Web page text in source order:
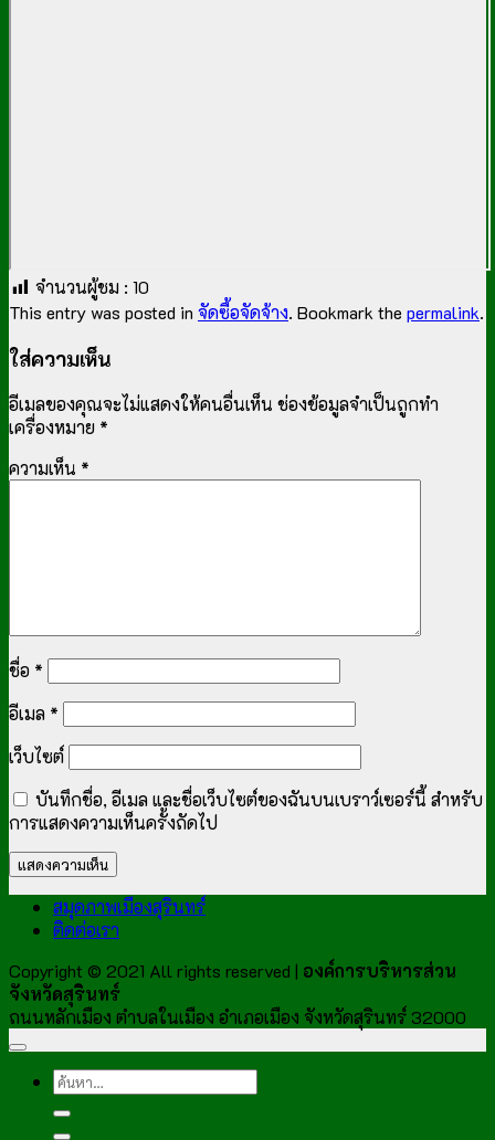
จำนวนผู้ชม : 10
This entry was posted in จัดซื้อจัดจ้าง. Bookmark the permalink.
ใส่ความเห็น
อีเมลของคุณจะไม่แสดงให้คนอื่นเห็น ช่องข้อมูลจำเป็นถูกทำ
เครื่องหมาย *
ความเห็น *
ชื่อ *
อีเมล *
เว็บไซต์
บันทึกชื่อ, อีเมล และชื่อเว็บไซต์ของฉันบนเบราว์เซอร์นี้ สำหรับ
การแสดงความเห็นครั้งถัดไป
สมุดภาพเมืองสุรินทร์
ติดต่อเรา
Copyright © 2021 All rights reserved | องค์การบริหารส่วน
จังหวัดสุรินทร์
ถนนหลักเมือง ตำบลในเมือง อำเภอเมือง จังหวัดสุรินทร์ 32000